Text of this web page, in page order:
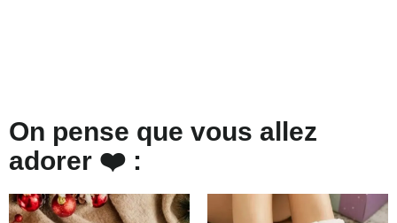
On pense que vous allez
adorer ❤️ :